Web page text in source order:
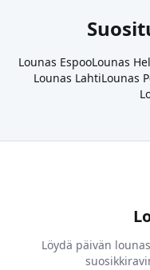
Lounas EspooLounas
Lounas LahtiLounas
Löydä päivän